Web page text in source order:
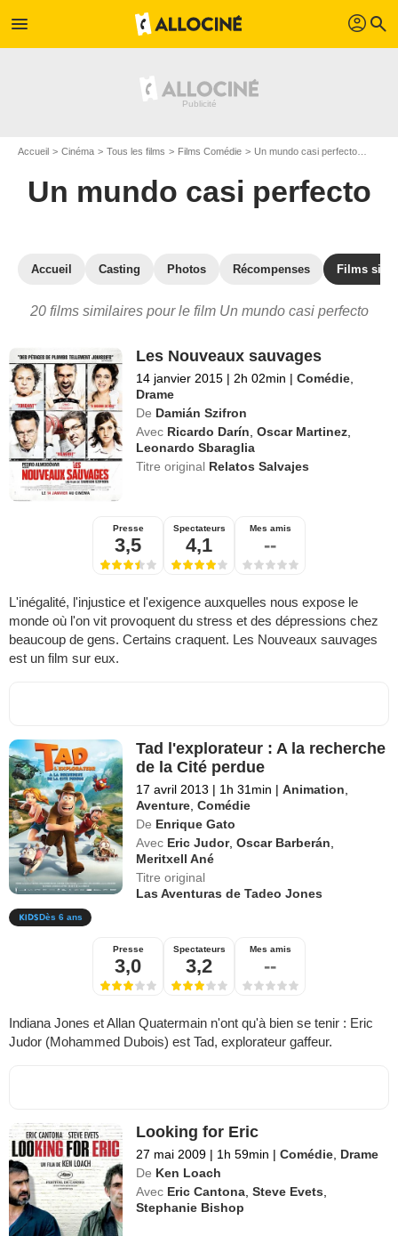
menu profil search
Accueil Cinéma Tous les films Films Comédie Un mundo casi perfecto
Un mundo casi perfecto
Accueil Casting Photos Récompenses Films
20 films similaires pour le film Un mundo casi perfecto
Les Nouveaux sauvages
14 janvier 2015 | 2h 02min | Comédie
Drame
De Damián Szifron
Avec Ricardo Darín ,Oscar Martinez
Leonardo Sbaraglia
Titre original Relatos Salvajes
Presse
3,5
Spectateurs
4,1
Mes amis
--
L'inégalité, l'injustice et l'exigence auxquelles nous expose le
monde où l'on vit provoquent du stress et des dépressions chez
beaucoup de gens. Certains craquent. Les Nouveaux sauvages
est un film sur eux.
Tad l'explorateur : A la recherche
de la Cité perdue
17 avril 2013 | 1h 31min | Animation
Aventure ,Comédie
De Enrique Gato
Avec Eric Judor,Oscar Barberán
Meritxell Ané
Titre original
Las Aventuras de Tadeo Jones
Dès 6 ans
Presse
3,0
Spectateurs
3,2
Mes amis
--
Indiana Jones et Allan Quatermain n'ont qu'à bien se tenir : Eric
Judor (Mohammed Dubois) est Tad, explorateur gaffeur.
Looking for Eric
27 mai 2009 | 1h 59min | Comédie Drame
De Ken Loach
Avec Eric Cantona ,Steve Evets
Stephanie Bishop